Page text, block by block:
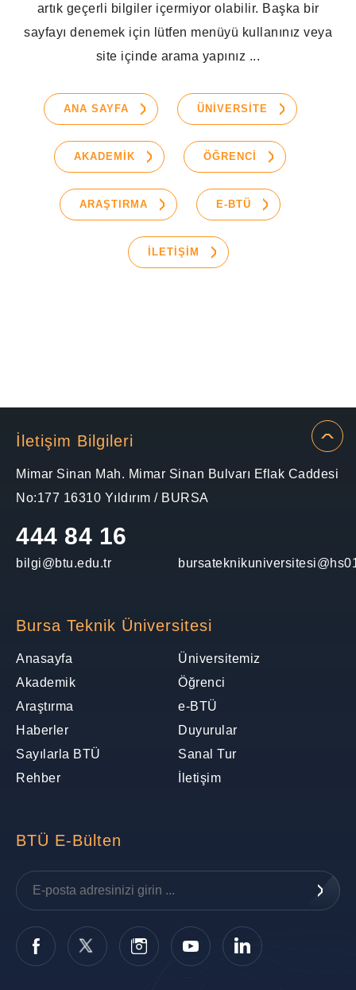
artık geçerli bilgiler içermiyor olabilir. Başka bir
sayfayı denemek için lütfen menüyü kullanınız veya
site içinde arama yapınız ...
ANA SAYFA ÜNİVERSİTE
AKADEMİK ÖĞRENCİ
ARAŞTIRMA E-BTÜ
İLETİŞİM
İletişim Bilgileri
Mimar Sinan Mah. Mimar Sinan Bulvarı Eflak Caddesi
No:177 16310 Yıldırım / BURSA
444 84 16
bilgi@btu.edu.tr
Bursa Teknik Üniversitesi
Anasayfa
Üniversitemiz
Akademik
Öğrenci
Araştırma
e-BTÜ
Haberler
Duyurular
Sayılarla BTÜ
Sanal Tur
Rehber
İletişim
BTÜ E-Bülten